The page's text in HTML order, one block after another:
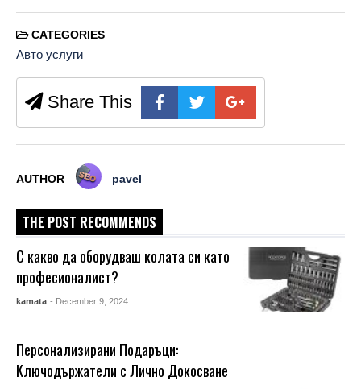
CATEGORIES
Авто услуги
Share This
AUTHOR pavel
THE POST RECOMMENDS
С какво да оборудваш колата си като
професионалист?
kamata - December 9, 2024
Персонализирани Подаръци:
Ключодържатели с Лично Докосване